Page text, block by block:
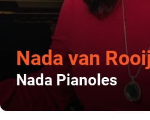
Nada van
Nada Pianoles